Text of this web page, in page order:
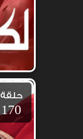
حلقة
170